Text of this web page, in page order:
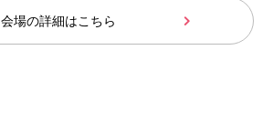
会場の詳細はこちら